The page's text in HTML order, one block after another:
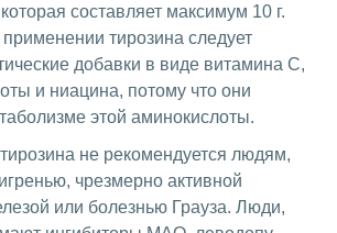
составляет максимум 10 г.
тирозина следует
добавки в виде витамина С,
и ниацина, потому что они
этой аминокислоты.
не рекомендуется людям,
чрезмерно активной
или болезнью Грауза. Люди,